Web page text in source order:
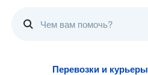
Перевозки и курьеры